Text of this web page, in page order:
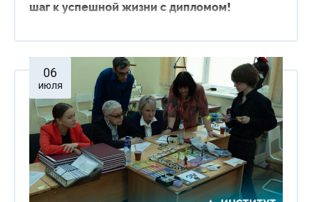
шаг к успешной жизни с дипломом!
06
июля